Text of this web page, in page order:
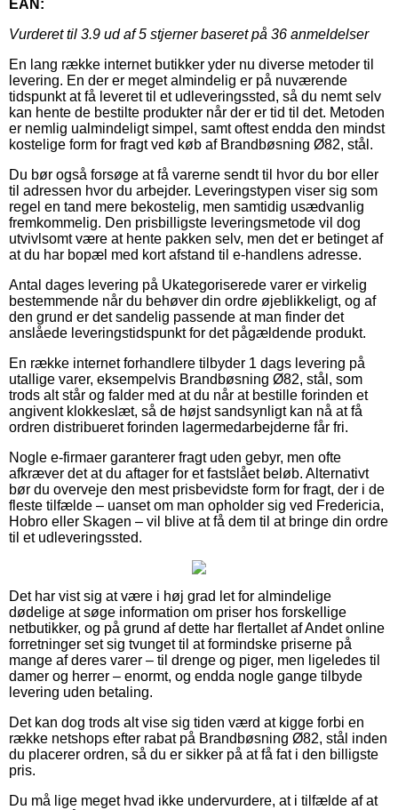
EAN:
Vurderet til 3.9 ud af 5 stjerner baseret på 36 anmeldelser
En lang række internet butikker yder nu diverse metoder til
levering. En der er meget almindelig er på nuværende
tidspunkt at få leveret til et udleveringssted, så du nemt selv
kan hente de bestilte produkter når der er tid til det. Metoden
er nemlig ualmindeligt simpel, samt oftest endda den mindst
kostelige form for fragt ved køb af Brandbøsning Ø82, stål.
Du bør også forsøge at få varerne sendt til hvor du bor eller
til adressen hvor du arbejder. Leveringstypen viser sig som
regel en tand mere bekostelig, men samtidig usædvanlig
fremkommelig. Den prisbilligste leveringsmetode vil dog
utvivlsomt være at hente pakken selv, men det er betinget af
at du har bopæl med kort afstand til e-handlens adresse.
Antal dages levering på Ukategoriserede varer er virkelig
bestemmende når du behøver din ordre øjeblikkeligt, og af
den grund er det sandelig passende at man finder det
anslåede leveringstidspunkt for det pågældende produkt.
En række internet forhandlere tilbyder 1 dags levering på
utallige varer, eksempelvis Brandbøsning Ø82, stål, som
trods alt står og falder med at du når at bestille forinden et
angivent klokkeslæt, så de højst sandsynligt kan nå at få
ordren distribueret forinden lagermedarbejderne får fri.
Nogle e-firmaer garanterer fragt uden gebyr, men ofte
afkræver det at du aftager for et fastslået beløb. Alternativt
bør du overveje den mest prisbevidste form for fragt, der i de
fleste tilfælde – uanset om man opholder sig ved Fredericia,
Hobro eller Skagen – vil blive at få dem til at bringe din ordre
til et udleveringssted.
Det har vist sig at være i høj grad let for almindelige
dødelige at søge information om priser hos forskellige
netbutikker, og på grund af dette har flertallet af Andet online
forretninger set sig tvunget til at formindske priserne på
mange af deres varer – til drenge og piger, men ligeledes til
damer og herrer – enormt, og endda nogle gange tilbyde
levering uden betaling.
Det kan dog trods alt vise sig tiden værd at kigge forbi en
række netshops efter rabat på Brandbøsning Ø82, stål inden
du placerer ordren, så du er sikker på at få fat i den billigste
pris.
Du må lige meget hvad ikke undervurdere, at i tilfælde af at